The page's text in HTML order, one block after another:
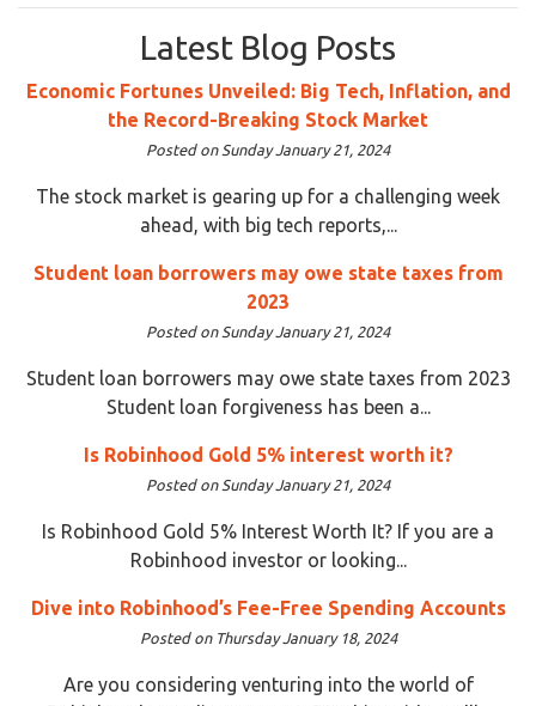
Latest Blog Posts
Economic Fortunes Unveiled: Big Tech, Inflation, and
the Record-Breaking Stock Market
Posted on Sunday January 21, 2024
The stock market is gearing up for a challenging week
ahead, with big tech reports,...
Student loan borrowers may owe state taxes from
2023
Posted on Sunday January 21, 2024
Student loan borrowers may owe state taxes from 2023
Student loan forgiveness has been a...
Is Robinhood Gold 5% interest worth it?
Posted on Sunday January 21, 2024
Is Robinhood Gold 5% Interest Worth It? If you are a
Robinhood investor or looking...
Dive into Robinhood’s Fee-Free Spending Accounts
Posted on Thursday January 18, 2024
Are you considering venturing into the world of